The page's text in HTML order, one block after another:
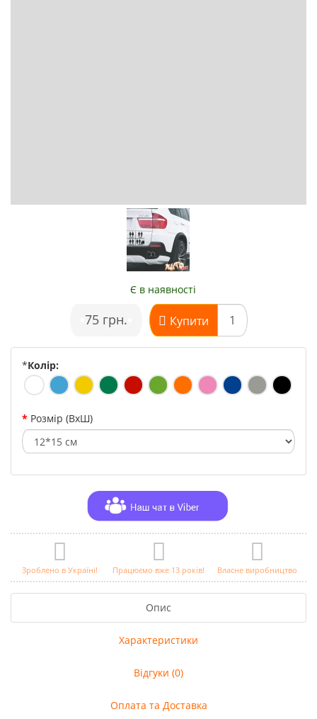
Є в наявності
75 грн. Купити
*Колір:
Розмір (ВхШ)
Зроблено в Україні! Працюємо вже 13 років! Власне виробництво
Опис
Характеристики
Відгуки (0)
Оплата та Доставка